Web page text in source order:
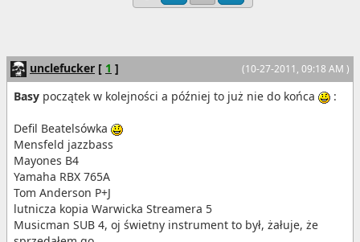
(10-27-2011, 09:18 AM )
unclefucker [ 1 ]
Basy początek w kolejności a później to już nie do końca :
Defil Beatelsówka
Mensfeld jazzbass
Mayones B4
Yamaha RBX 765A
Tom Anderson P+J
lutnicza kopia Warwicka Streamera 5
Musicman SUB 4, oj świetny instrument to był, żałuje, że